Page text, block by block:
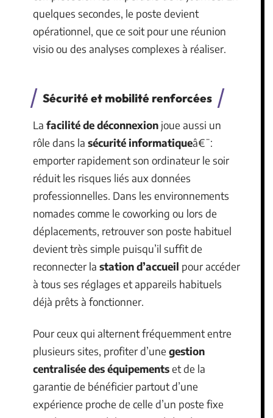
quelques secondes, le poste devient
opérationnel, que ce soit pour une réunion
visio ou des analyses complexes à réaliser.
Sécurité et mobilité renforcées
La facilité de déconnexion joue aussi un
rôle dans la sécurité informatiqueâ€¯:
emporter rapidement son ordinateur le soir
réduit les risques liés aux données
professionnelles. Dans les environnements
nomades comme le coworking ou lors de
déplacements, retrouver son poste habituel
devient très simple puisqu’il suffit de
reconnecter la station d’accueil pour accéder
à tous ses réglages et appareils habituels
déjà prêts à fonctionner.
Pour ceux qui alternent fréquemment entre
plusieurs sites, profiter d’une gestion
centralisée des équipementset de la
garantie de bénéficier partout d’une
expérience proche de celle d’un poste fixe